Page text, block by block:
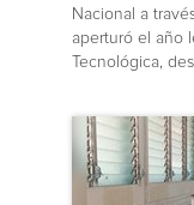
Nacional a
aperturó el año
Tecnológica,